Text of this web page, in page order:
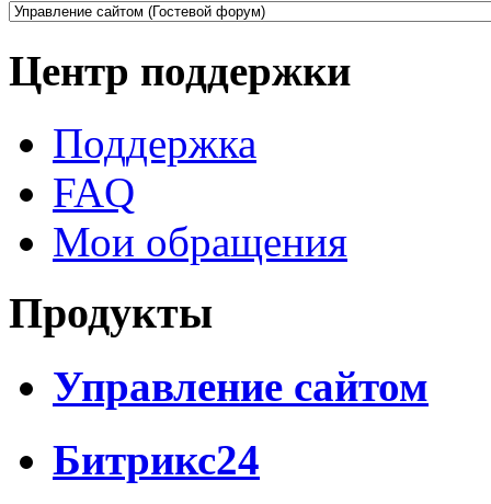
Центр поддержки
Поддержка
FAQ
Мои обращения
Продукты
Управление сайтом
Битрикс24